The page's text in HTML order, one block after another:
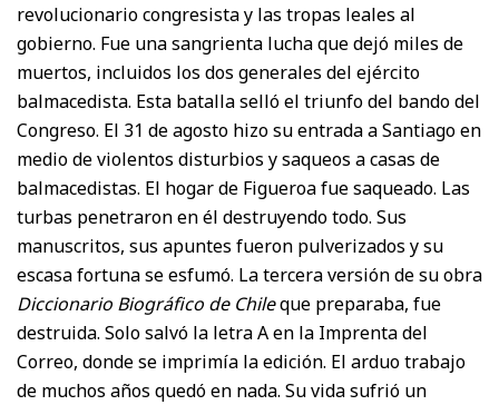
revolucionario congresista y las tropas leales al
gobierno. Fue una sangrienta lucha que dejó miles de
muertos, incluidos los dos generales del ejército
balmacedista. Esta batalla selló el triunfo del bando del
Congreso. El 31 de agosto hizo su entrada a Santiago en
medio de violentos disturbios y saqueos a casas de
balmacedistas. El hogar de Figueroa fue saqueado. Las
turbas penetraron en él destruyendo todo. Sus
manuscritos, sus apuntes fueron pulverizados y su
escasa fortuna se esfumó. La tercera versión de su obra
Diccionario Biográfico de Chileque preparaba, fue
destruida. Solo salvó la letra A en la Imprenta del
Correo, donde se imprimía la edición. El arduo trabajo
de muchos años quedó en nada. Su vida sufrió un